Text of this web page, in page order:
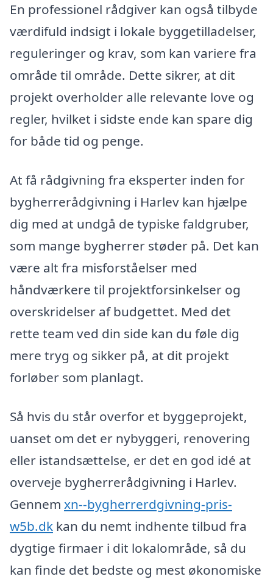
En professionel rådgiver kan også tilbyde
værdifuld indsigt i lokale byggetilladelser,
reguleringer og krav, som kan variere fra
område til område. Dette sikrer, at dit
projekt overholder alle relevante love og
regler, hvilket i sidste ende kan spare dig
for både tid og penge.
At få rådgivning fra eksperter inden for
bygherrerådgivning i Harlev kan hjælpe
dig med at undgå de typiske faldgruber,
som mange bygherrer støder på. Det kan
være alt fra misforståelser med
håndværkere til projektforsinkelser og
overskridelser af budgettet. Med det
rette team ved din side kan du føle dig
mere tryg og sikker på, at dit projekt
forløber som planlagt.
Så hvis du står overfor et byggeprojekt,
uanset om det er nybyggeri, renovering
eller istandsættelse, er det en god idé at
overveje bygherrerådgivning i Harlev.
Gennem xn--bygherrerdgivning-pris-
w5b.dk kan du nemt indhente tilbud fra
dygtige firmaer i dit lokalområde, så du
kan finde det bedste og mest økonomiske